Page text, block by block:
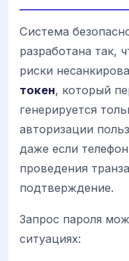
Система
разработана так,
риски
токен, который
генерируется
авторизации
даже если
проведения
подтверждение.
Запрос пароля
ситуациях: